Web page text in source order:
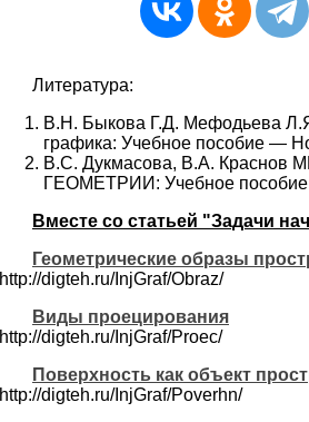
Литература:
В.Н. Быкова Г.Д. Мефодьева
графика: Учебное поcобие —
В.С. Дукмасова, В.А.
ГЕОМЕТРИИ: Учебное
Вместе со статьей "Задачи
Геометрические образы
http://digteh.ru/InjGraf/Obraz/
Виды проецирования
http://digteh.ru/InjGraf/Proec/
Поверхность как объект
http://digteh.ru/InjGraf/Poverhn/